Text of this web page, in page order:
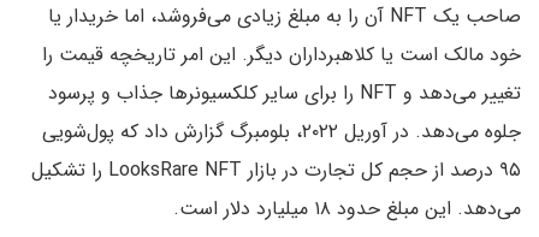
صاحب یک NFT آن را به مبلغ زیادی می‌فروشد، اما خریدار یا
خود مالک است یا کلاهبرداران دیگر. این امر تاریخچه قیمت را
تغییر می‌دهد و NFT را برای سایر کلکسیونرها جذاب و پرسود
جلوه می‌دهد. در آوریل ۲۰۲۲، بلومبرگ گزارش داد که پول‌شویی
۹۵ درصد از حجم کل تجارت در بازار LooksRare NFT را تشکیل
می‌دهد. این مبلغ حدود ۱۸ میلیارد دلار است.